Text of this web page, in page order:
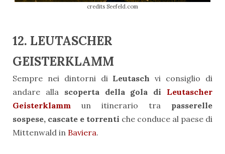
credits Seefeld.com
12. LEUTASCHER
GEISTERKLAMM
Sempre nei dintorni di Leutasch vi consiglio di
andare alla scoperta della gola di Leutascher
Geisterklamm un itinerario tra passerelle
sospese, cascate e torrenti che conduce al paese di
Mittenwald in Baviera.